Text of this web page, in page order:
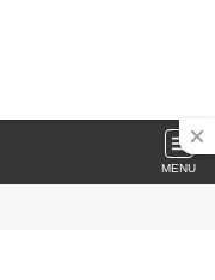
MENU